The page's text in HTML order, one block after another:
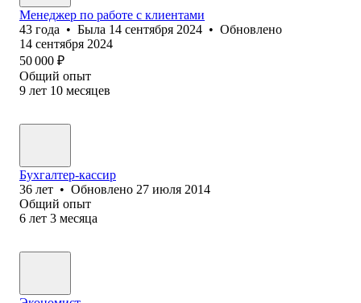
Менеджер по работе с клиентами
43 года • Была 14 сентября 2024 • Обновлено
14 сентября 2024
50 000 ₽
Общий опыт
9 лет 10 месяцев
Бухгалтер-кассир
36 лет • Обновлено 27 июля 2014
Общий опыт
6 лет 3 месяца